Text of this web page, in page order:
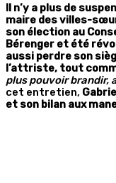
Il n’y a plus de
maire des villes-
son élection au
Bérenger et été
aussi perdre son
l’attriste, tout
plus pouvoir brandir,
cet entretien,
et son bilan aux